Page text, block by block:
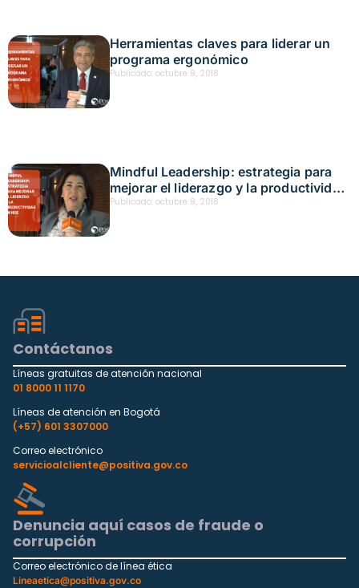
Herramientas claves para liderar un
programa ergonómico
Publicado: octubre 8, 2018
Mindful Leadership: estrategia para
mejorar el liderazgo y la productividad
en HSE
Publicado: octubre 8, 2018
Contáctanos
Líneas gratuitas de atención nacional
01 8000 11 1170
Líneas de atención en Bogotá
(+57) 601 3307000
Correo electrónico
servicioalcliente@positiva.gov.co
Denuncia aquí casos de fraude o
corrupción
Correo electrónico de línea ética
Lineaetica@positiva.gov.co